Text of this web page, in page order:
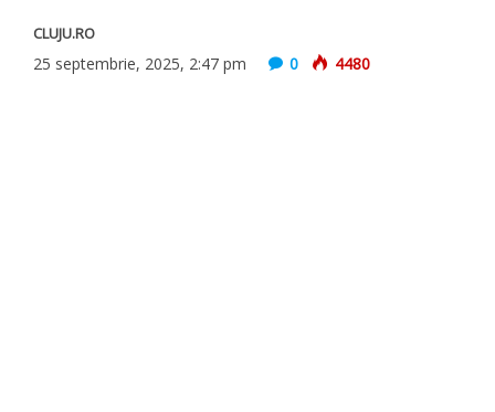
CLUJU.RO
25 septembrie, 2025, 2:47 pm 0 4480